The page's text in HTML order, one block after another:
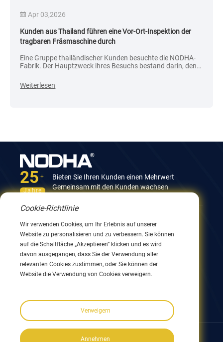
Apr 03,2026
Kunden aus Thailand führen eine Vor-Ort-Inspektion der
tragbaren Fräsmaschine durch
Eine Gruppe thailändischer Kunden besuchte die NODHA-
Fabrik. Der Hauptzweck ihres Besuchs bestand darin, den
zu beobachten und ein besseres Verständnis der
Produktfähigkeiten von NODHA zu erlangen.
Weiterlesen
25 +
Jahre
Bieten Sie Ihren Kunden einen Mehrwert
Gemeinsam mit den Kunden wachsen
Kontaktieren Sie uns
12. Gebäude, Nr. 9 Xingyang Road, Wuxi 214082,
0086 510 8580 8562
0086 152 5144 1199
Folgen Sie uns:
Cookie-Richtlinie
Wir verwenden Cookies, um Ihr Erlebnis auf unserer
Website zu personalisieren und zu verbessern. Sie können
auf die Schaltfläche „Akzeptieren“ klicken und es wird
davon ausgegangen, dass Sie der Verwendung aller
relevanten Cookies zustimmen, oder Sie können der
Website die Verwendung von Cookies verweigern.
Verweigern
Annehmen